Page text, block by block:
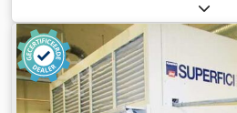
drievoudige
- 10 stuks drievoudige
van onderen - Materiaalvoerende
- Met pompunits voor de
Droogzone: -
behuizing, afmetingen